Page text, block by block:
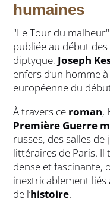
humaines
"Le Tour du
publiée au début
diptyque, Joseph
enfers d’un homme
européenne du
À travers ce roman,
Première Guerre
russes, des salles de
littéraires de Paris.
dense et fascinante,
inextricablement
de l’histoire.